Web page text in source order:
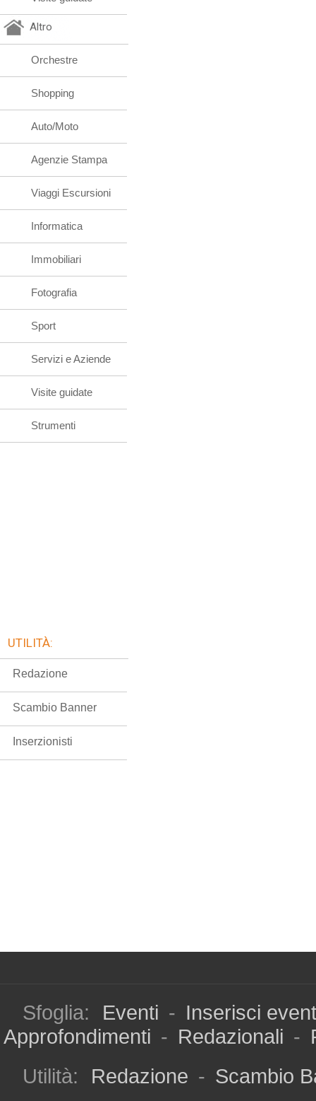
Altro
Orchestre
Shopping
Auto/Moto
Agenzie Stampa
Viaggi Escursioni
Informatica
Immobiliari
Fotografia
Sport
Servizi e Aziende
Visite guidate
Strumenti
UTILITÀ:
Redazione
Scambio Banner
Inserzionisti
Sfoglia: Eventi - Inserisci
Approfondimenti - Redazionali -
Utilità:
Redazione - Scambio